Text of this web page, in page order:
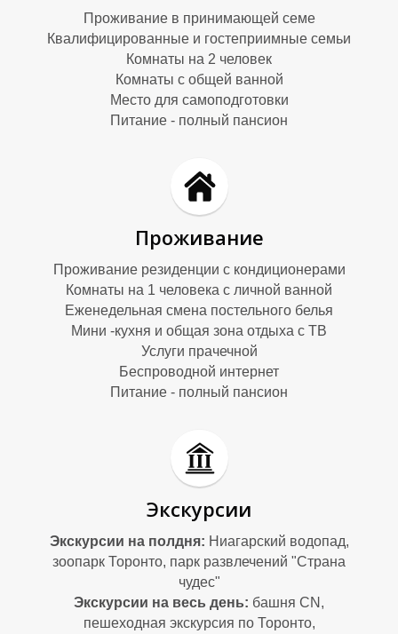
М
М
Проживание в принимающей семе
Квалифицированные и гостеприимные семьи
Комнаты на 2 человек
Комнаты с общей ванной
Место для самоподготовки
Питание - полный пансион
Проживание
Проживание резиденции с кондиционерами
Комнаты на 1 человека с личной ванной
Еженедельная смена постельного белья
Мини -кухня и общая зона отдыха с ТВ
Услуги прачечной
Беспроводной интернет
Питание - полный пансион
Экскурсии
Экскурсии на полдня: Ниагарский водопад,
зоопарк Торонто, парк развлечений "Страна
чудес"
Экскурсии на весь день: башня CN,
пешеходная экскурсия по Торонто,
М
М